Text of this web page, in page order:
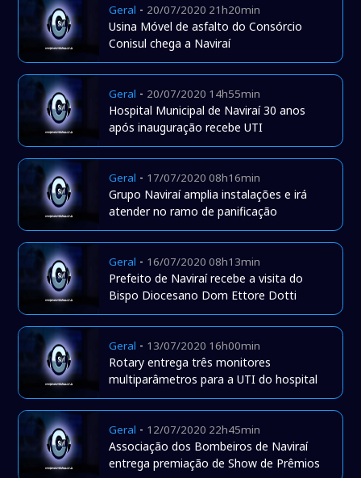
Geral - 20/07/2020 21h20min
Usina Móvel de asfalto do Consórcio
Conisul chega a Naviraí
Geral - 20/07/2020 14h55min
Hospital Municipal de Naviraí 30 anos
após inauguração recebe UTI
Geral - 17/07/2020 08h16min
Grupo Naviraí amplia instalações e irá
atender no ramo de panificação
Geral - 16/07/2020 08h13min
Prefeito de Naviraí recebe a visita do
Bispo Diocesano Dom Ettore Dotti
Geral - 13/07/2020 16h00min
Rotary entrega três monitores
multiparâmetros para a UTI do hospital
Geral - 12/07/2020 22h45min
Associação dos Bombeiros de Naviraí
entrega premiação de Show de Prêmios